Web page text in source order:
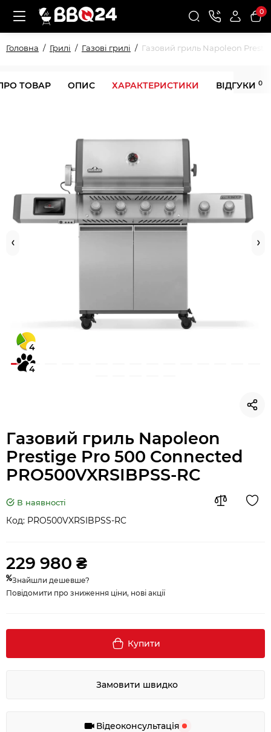
0
Головна Грилі Газові грилі Газовий гриль Napoleon
ТОВАР ОПИС ХАРАКТЕРИСТИКИ ВІДГУКИ 0
4
4
Газовий гриль Napoleon
Prestige Pro 500 Connected
PRO500VXRSIBPSS-RC
В наявності
Код: PRO500VXRSIBPSS-RC
229 980 ₴
Знайшли дешевше?
Повідомити про зниження ціни, нові акції
Купити
Замовити швидко
Відеоконсультація